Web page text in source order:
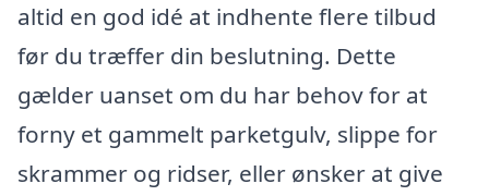
altid en god idé at indhente flere tilbud
før du træffer din beslutning. Dette
gælder uanset om du har behov for at
forny et gammelt parketgulv, slippe for
skrammer og ridser, eller ønsker at give